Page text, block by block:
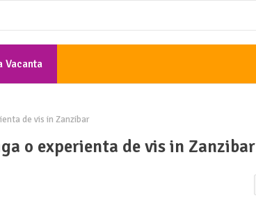
Vacanta
de vis in Zanzibar
o experienta de vis in Zanzibar